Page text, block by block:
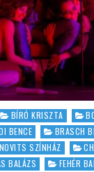
BÍRÓ KRISZTA
BENCE
BRASCH
SZÍNHÁZ
BALÁZS
FEHÉR